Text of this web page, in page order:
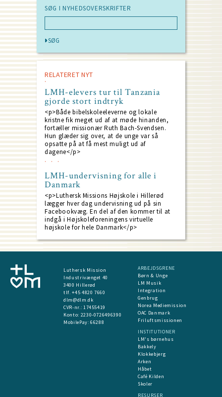
SØG I NYHEDSOVERSKRIFTER
RELATERET NYT
LMH-elevers tur til Tanzania
gjorde stort indtryk
<p>Både bibelskoleeleverne og lokale
kristne fik meget ud af at møde hinanden,
fortæller missionær Ruth Bach-Svendsen.
Hun glæder sig over, at de unge var så
opsatte på at få mest muligt ud af
dagene</p>
LMH-undervisning for alle i
Danmark
<p>Luthersk Missions Højskole i Hillerød
lægger hver dag undervisning ud på sin
Facebookvæg. En del af den kommer til at
indgå i Højskoleforeningens virtuelle
højskole for hele Danmark</p>
Luthersk Mission
Industrivænget 40
3400 Hillerød
tlf. +45 4820 7660
dlm@dlm.dk
CVR-nr.: 17455419
​Konto: 2230-0726496390
MobilePay:66288
ARBEJDSGRENE
Børn & Unge
LM Musik
Integration
Genbrug
Norea Mediemission
OAC Danmark
Friluftsmissionen
INSTITUTIONER
LM's børnehus
Bakkely
Klokkebjerg
Arken
Håbet
Café Kilden
Skoler
RESURSER